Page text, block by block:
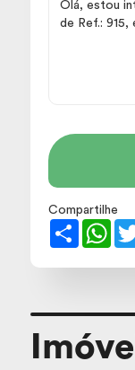
Compartilhe
Share